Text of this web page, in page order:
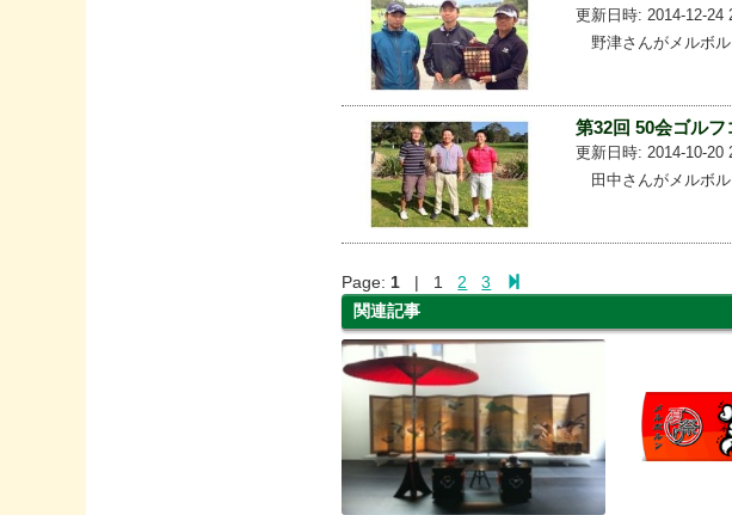
更新日時: 2014-12-24
野津さんがメルボ
第32回 50会ゴルフ
更新日時: 2014-10-20
田中さんがメルボ
Page: 1 | 1 2
3
関連記事